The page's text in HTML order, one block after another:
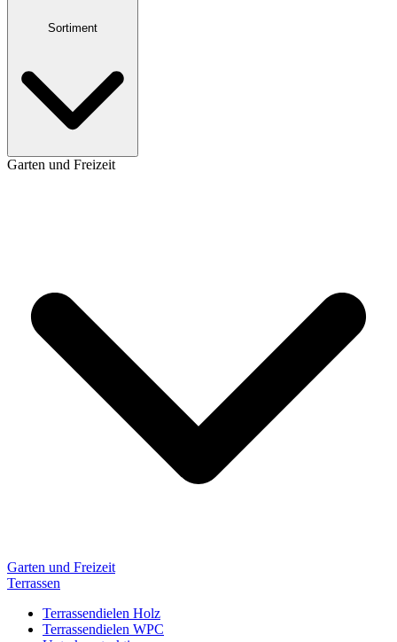
Sortiment
Garten und Freizeit
Garten und Freizeit
Terrassen
Terrassendielen Holz
Terrassendielen WPC